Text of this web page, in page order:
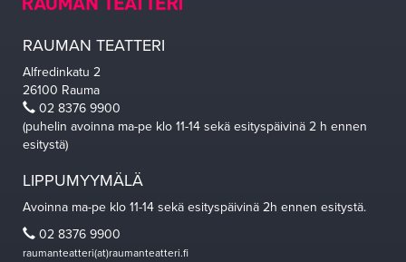
RAUMAN TEATTERI
Alfredinkatu 2
26100 Rauma
02 8376 9900
(puhelin avoinna ma-pe klo 11-14 sekä esityspäivinä 2 h ennen
esitystä)
LIPPUMYYMÄLÄ
Avoinna ma-pe klo 11-14 sekä esityspäivinä 2h ennen esitystä.
02 8376 9900
raumanteatteri(at)raumanteatteri.fi